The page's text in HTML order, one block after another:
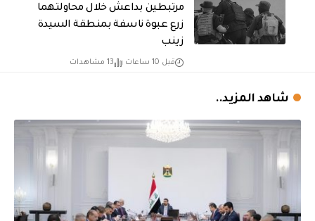
مرتبطين بداعش خلال محاولتهما
زرع عبوة ناسفة بمنطقة السيدة
زينب
قبل 10 ساعات 13 مشاهدات
شاهد المزيد..